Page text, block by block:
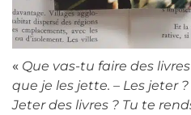
« Que vas-tu faire des
que je les jette. – Les jeter
Jeter des livres ? Tu te